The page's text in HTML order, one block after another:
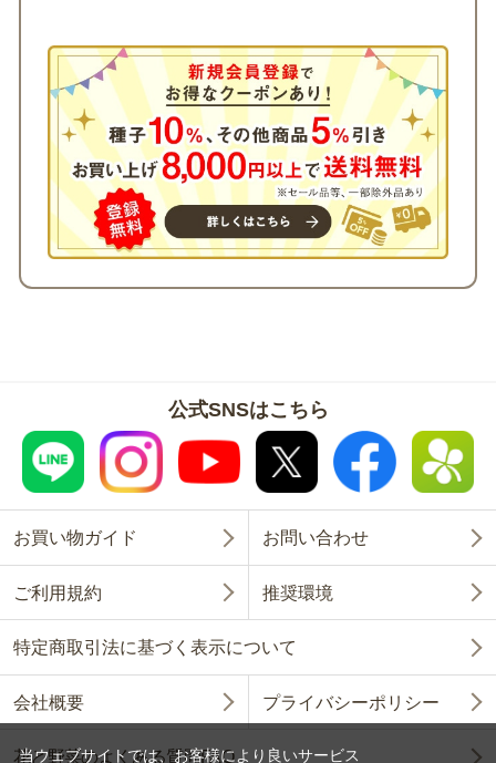
公式SNSはこちら
お買い物ガイド お問い合わせ
ご利用規約 推奨環境
特定商取引法に基づく表示について
会社概要 プライバシーポリシー
花と野菜のよくある質問FAQ
当ウェブサイトでは、お客様により良いサービス